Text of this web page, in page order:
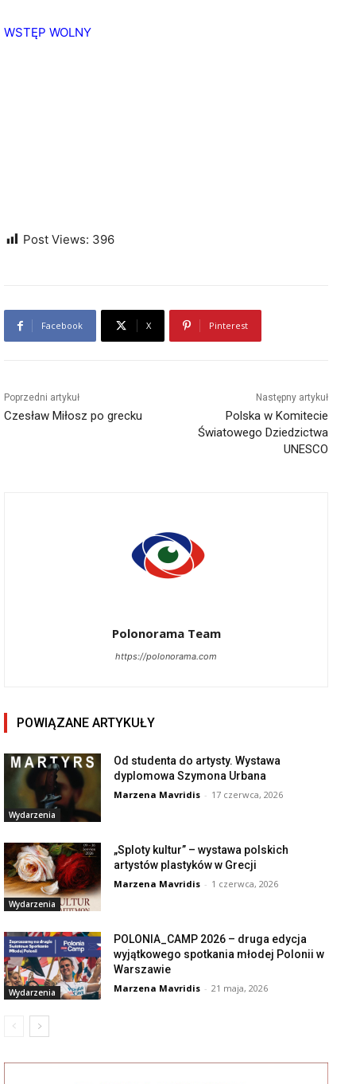
WSTĘP WOLNY
Post Views: 396
Facebook X Pinterest
Poprzedni artykuł
Czesław Miłosz po grecku
Następny artykuł
Polska w Komitecie
Światowego Dziedzictwa
UNESCO
Polonorama Team
https://polonorama.com
POWIĄZANE ARTYKUŁY
Wydarzenia
Od studenta do artysty. Wystawa
dyplomowa Szymona Urbana
Marzena Mavridis - 17 czerwca, 2026
Wydarzenia
„Sploty kultur” – wystawa polskich
artystów plastyków w Grecji
Marzena Mavridis - 1 czerwca, 2026
Wydarzenia
POLONIA_CAMP 2026 – druga edycja
wyjątkowego spotkania młodej Polonii w
Warszawie
Marzena Mavridis - 21 maja, 2026